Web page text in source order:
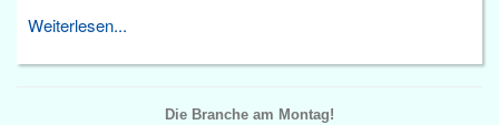
Weiterlesen...
Die Branche am Montag!